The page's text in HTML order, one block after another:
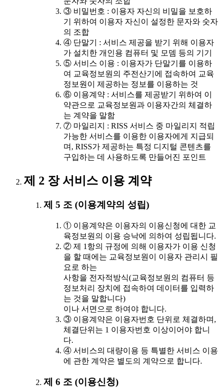
③ 비밀번호 : 이용자 자신의 비밀을 보호하
기 위하여 이용자 자신이 설정한 문자와 숫자
의 조합
④ 단말기 : 서비스 제공을 받기 위해 이용자
가 설치한 개인용 컴퓨터 및 모뎀 등의 기기
⑤ 서비스 이용 : 이용자가 단말기를 이용하
여 교육정보원의 주전산기에 접속하여 교육
정보원이 제공하는 정보를 이용하는 것
⑥ 이용계약 : 서비스를 제공받기 위하여 이
약관으로 교육정보원과 이용자간의 체결하
는 계약을 말함
⑦ 마일리지 : RISS 서비스 중 마일리지 적립
가능한 서비스를 이용한 이용자에게 지급되
며, RISS가 제공하는 특정 디지털 콘텐츠를
구입하는 데 사용하도록 만들어진 포인트
제 2 장 서비스 이용 계약
제 5 조 (이용계약의 성립)
① 이용계약은 이용자의 이용신청에 대한 교
육정보원의 이용 승낙에 의하여 성립됩니다.
② 제 1항의 규정에 의해 이용자가 이용 신청
을 할 때에는 교육정보원이 이용자 관리시 필
요로 하는
사항을 전자적방식(교육정보원의 컴퓨터 등
정보처리 장치에 접속하여 데이터를 입력하
는 것을 말합니다)
이나 서면으로 하여야 합니다.
③ 이용계약은 이용자번호 단위로 체결하며,
체결단위는 1 이용자번호 이상이어야 합니
다.
④ 서비스의 대량이용 등 특별한 서비스 이용
에 관한 계약은 별도의 계약으로 합니다.
제 6 조 (이용신청)